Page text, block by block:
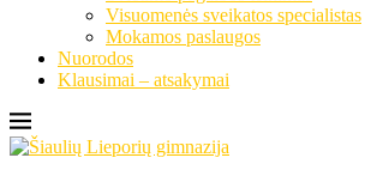
Visuomenės sveikatos specialistas
Mokamos paslaugos
Nuorodos
Klausimai – atsakymai